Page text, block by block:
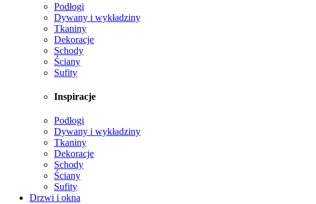
Podłogi
Dywany i wykładziny
Tkaniny
Dekoracje
Schody
Ściany
Sufity
Inspiracje
Podłogi
Dywany i wykładziny
Tkaniny
Dekoracje
Schody
Ściany
Sufity
Drzwi i okna